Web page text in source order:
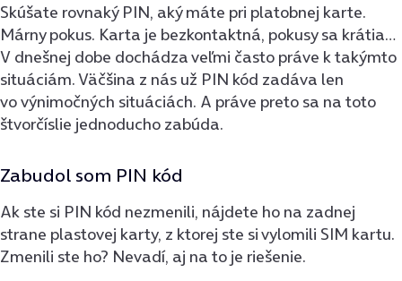
Skúšate rovnaký PIN, aký máte pri platobnej karte.
Márny pokus. Karta je bezkontaktná, pokusy sa krátia…
V dnešnej dobe dochádza veľmi často práve k takýmto
situáciám. Väčšina z nás už PIN kód zadáva len
vo výnimočných situáciách. A práve preto sa na toto
štvorčíslie jednoducho zabúda.
Zabudol som PIN kód
Ak ste si PIN kód nezmenili, nájdete ho na zadnej
strane plastovej karty, z ktorej ste si vylomili SIM kartu.
Zmenili ste ho? Nevadí, aj na to je riešenie.